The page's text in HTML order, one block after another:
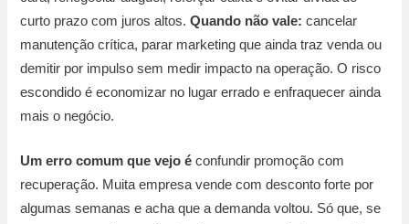
curto prazo com juros altos.Quando não vale: cancelar
manutenção crítica, parar marketing que ainda traz venda ou
demitir por impulso sem medir impacto na operação. O risco
escondido é economizar no lugar errado e enfraquecer ainda
mais o negócio.
Um erro comum que vejo é confundir promoção com
recuperação. Muita empresa vende com desconto forte por
algumas semanas e acha que a demanda voltou. Só que, se